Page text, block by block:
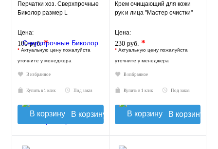
Перчатки хоз. Сверхпрочные
Биколор размер L
Цена:
100 руб.*
* Актуальную цену пожалуйста
уточните у менеджера
В избранное
Купить в 1 клик Под заказ
В корзину
Крем очищающий для кожи
рук и лица "Мастер очистки"
Цена:
230 руб. *
* Актуальную цену пожалуйста
уточните у менеджера
В избранное
Купить в 1 клик Под заказ
В корзину